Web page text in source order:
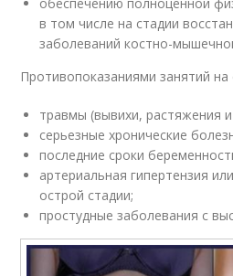
обеспечению полноценной
в том числе на стадии
заболеваний костно-
Противопоказаниями занятий на
травмы (вывихи, растяжения и
серьезные хронические
последние сроки
артериальная гипертензия
острой стадии;
простудные заболевания с